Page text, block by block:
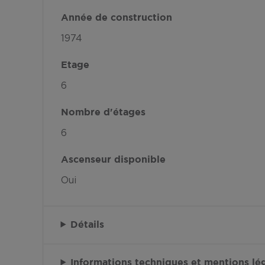
Année de construction
1974
Etage
6
Nombre d'étages
6
Ascenseur disponible
Oui
Détails
Informations techniques et mentions